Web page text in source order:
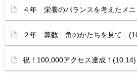
４年 栄養のバランスを考えたメ
２年 算数 角のかたちを見て
祝！100,000アクセス達成！(10.14)